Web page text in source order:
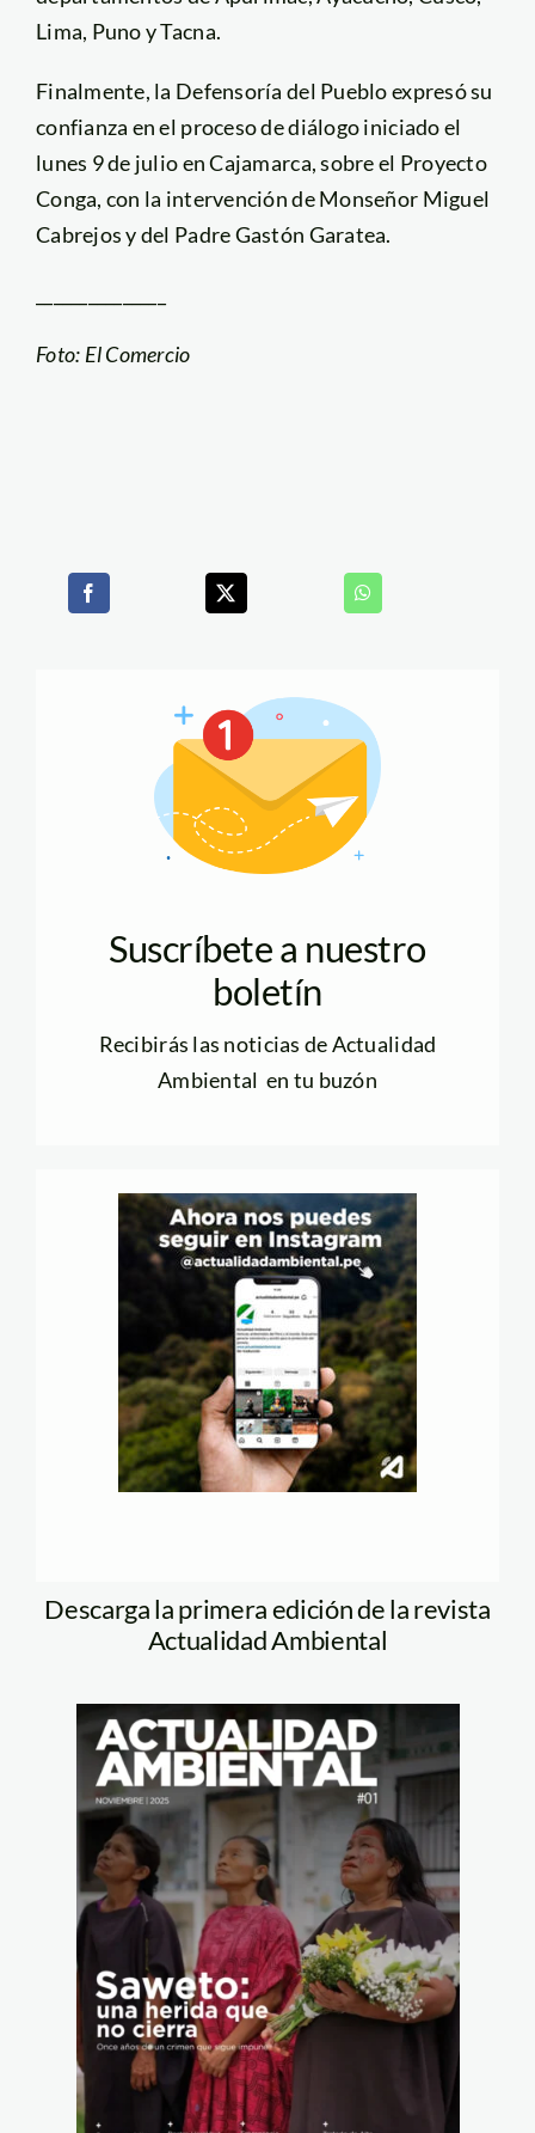
Lima, Puno y Tacna.
Finalmente, la Defensoría del Pueblo expresó su
confianza en el proceso de diálogo iniciado el
lunes 9 de julio en Cajamarca, sobre el Proyecto
Conga, con la intervención de Monseñor Miguel
Cabrejos y del Padre Gastón Garatea.
Foto: El Comercio
Suscríbete a nuestro
boletín
Recibirás las noticias de Actualidad
Ambiental en tu buzón
Descarga la primera edición de la revista
Actualidad Ambiental